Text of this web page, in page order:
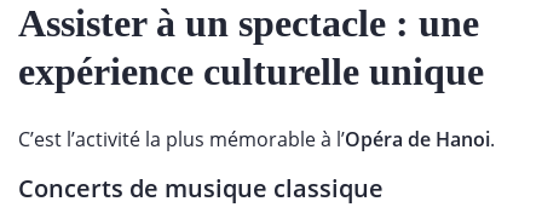
Assister à un spectacle : une
expérience culturelle unique
C’est l’activité la plus mémorable à l’Opéra de Hanoi.
Concerts de musique classique